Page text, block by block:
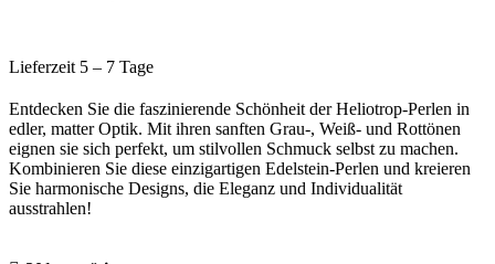
Lieferzeit 5 – 7 Tage
Entdecken Sie die faszinierende Schönheit der Heliotrop-Perlen in
edler, matter Optik. Mit ihren sanften Grau-, Weiß- und Rottönen
eignen sie sich perfekt, um stilvollen Schmuck selbst zu machen.
Kombinieren Sie diese einzigartigen Edelstein-Perlen und kreieren
Sie harmonische Designs, die Eleganz und Individualität
ausstrahlen!